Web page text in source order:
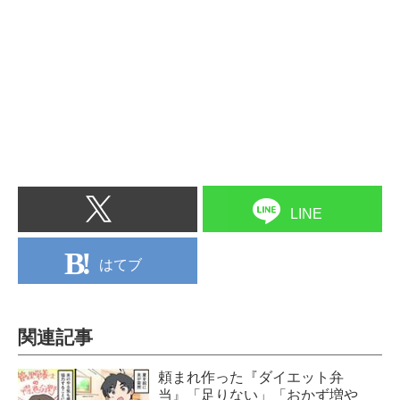
LINE
はてブ
関連記事
頼まれ作った『ダイエット弁
当』「足りない」「おかず増や